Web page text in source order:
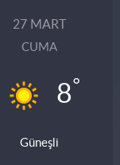
27 MART
CUMA
8°
Güneşli